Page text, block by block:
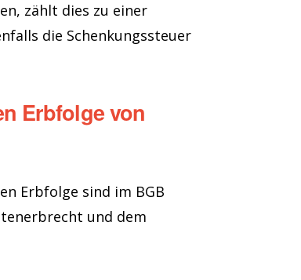
zählt dies zu einer
die Schenkungssteuer
Erbfolge von
Erbfolge sind im BGB
und dem